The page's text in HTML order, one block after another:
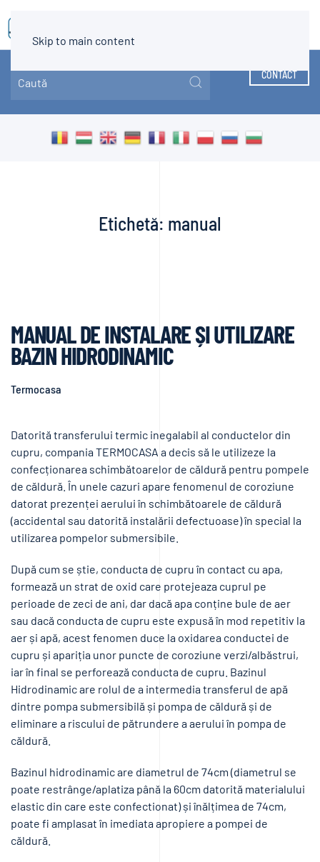
Skip to main content
CONTACT
Etichetă: manual
MANUAL DE INSTALARE ȘI UTILIZARE
BAZIN HIDRODINAMIC
Termocasa
Datorită transferului termic inegalabil al conductelor din
cupru, compania TERMOCASA a decis să le utilizeze la
confecționarea schimbătoarelor de căldură pentru pompele
de căldură. În unele cazuri apare fenomenul de coroziune
datorat prezenței aerului în schimbătoarele de căldură
(accidental sau datorită instalării defectuoase) în special la
utilizarea pompelor submersibile.
După cum se știe, conducta de cupru în contact cu apa,
formează un strat de oxid care protejeaza cuprul pe
perioade de zeci de ani, dar dacă apa conține bule de aer
sau dacă conducta de cupru este expusă în mod repetitiv la
aer și apă, acest fenomen duce la oxidarea conductei de
cupru și apariția unor puncte de coroziune verzi/albăstrui,
iar în final se perforează conducta de cupru. Bazinul
Hidrodinamic are rolul de a intermedia transferul de apă
dintre pompa submersibilă și pompa de căldură și de
eliminare a riscului de pătrundere a aerului în pompa de
căldură.
Bazinul hidrodinamic are diametrul de 74cm (diametrul se
poate restrânge/aplatiza până la 60cm datorită materialului
elastic din care este confectionat) și înălțimea de 74cm,
poate fi amplasat în imediata apropiere a pompei de
căldură.